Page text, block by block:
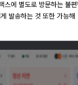
스에 별도로 방문하는 불
발송하는 것 또한 가능해